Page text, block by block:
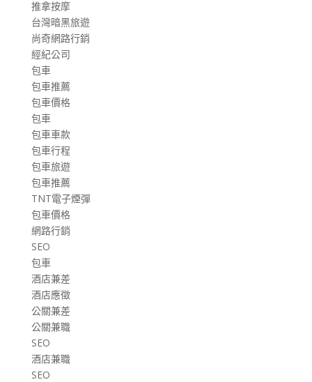
推拿按摩
台灣暗黑旅遊
尚奇網路行銷
經紀公司
包車
包車推薦
包車價格
包車
包車車款
包車行程
包車旅遊
包車推薦
TNT電子煙彈
包車價格
網路行銷
SEO
包車
酒店兼差
酒店應徵
公關兼差
公關兼職
SEO
酒店兼職
SEO